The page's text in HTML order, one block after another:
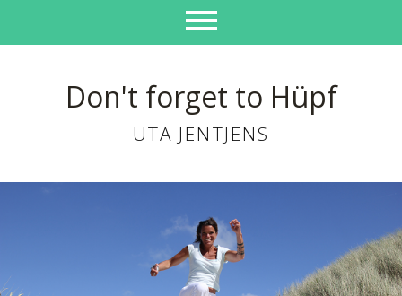
Don't forget to Hüpf
UTA JENTJENS